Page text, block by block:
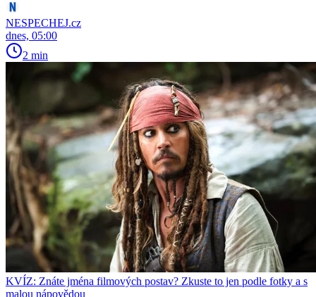
NESPECHEJ.cz
dnes, 05:00
2 min
KVÍZ: Znáte jména filmových postav? Zkuste to jen podle fotky a s
malou nápovědou